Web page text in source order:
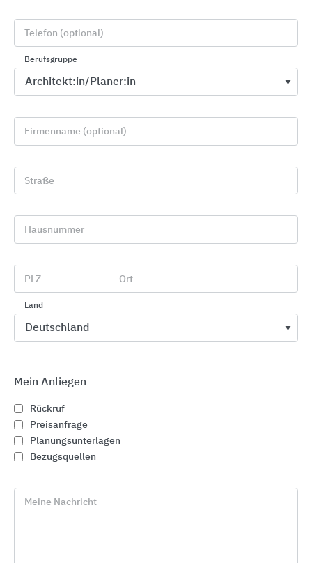
Steckdosen
Telefon (optional)
Berufsgruppe
Firmenname (optional)
Straße
Hausnummer
PLZ Ort
Land
Mein Anliegen
Rückruf
Preisanfrage
Planungsunterlagen
Bezugsquellen
Meine Nachricht